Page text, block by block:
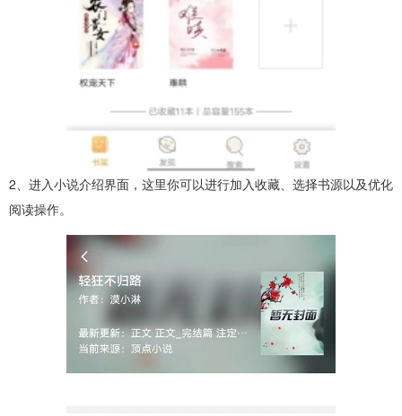
2、进入小说介绍界面，这里你可以进行加入收藏、选择书源以及优化
阅读操作。